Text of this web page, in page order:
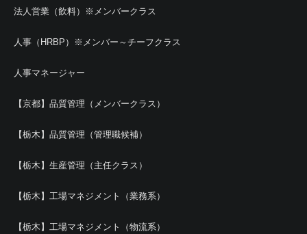
法人営業（飲料）※メンバークラス
人事（HRBP）※メンバー～チーフクラス
人事マネージャー
【京都】品質管理（メンバークラス）
【栃木】品質管理（管理職候補）
【栃木】生産管理（主任クラス）
【栃木】工場マネジメント（業務系）
【栃木】工場マネジメント（物流系）